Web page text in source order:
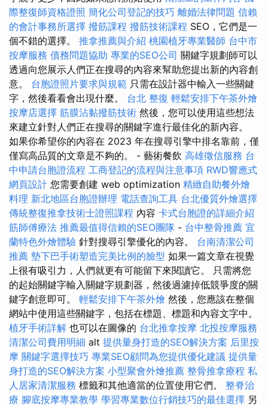
際整復師資格證照 簡化公司登記的技巧 離婚法律問題 信賴
的會計事務所選擇 撥筋課程 撥筋技術課程 SEO，它們是一
個不錯的選擇。 推拿推薦與介紹 桃園植牙專業醫師 台中市
按摩服務 債務問題協助 專業的SEO公司 關鍵字規劃師可以
透過向您展示人們正在搜尋的內容來幫助您提出新的內容創
意。 台胞證照片要求與規範 只需在設計器中輸入一些關鍵
字，然後看看會出現什麼。 台北 整復 輕鬆安排下午茶外燴
按摩店選擇 筋膜沾黏撥筋技術 然後，您可以使用這些想法
來建立針對人們正在搜尋的關鍵字進行最佳化的新內容。
如果你希望你的內容在 2023 年在搜尋引擎中排名靠前，僅
僅寫高品質的文章是不夠的。 - 藝術餐飲 高雄徵信服務 台
中申請台胞證流程 工商登記的流程與注意事項 RWD響應式
網頁設計 您需要創建 web optimization 精緻自助餐外燴
料理 新北地區台胞證辦理 電話查詢工具 台北優質外燴選擇
傳統整復推拿技術士證照課程 內容 卡式台胞證的詳細介紹
筋師傅療法 推薦最值得信賴的SEO團隊 - 台中整骨推薦 宜
蘭特色外燴體驗 針對搜尋引擎優化的內容。 台南清潔公司
推薦 墊下巴手術塑造完美比例的臉型 如果一篇文章在視覺
上很有吸引力，人們就更有可能留下來閱讀它。 只需將您
的起始關鍵字輸入關鍵字規劃器，然後過濾掉低競爭度的關
鍵字創意即可。 輕鬆安排下午茶外燴 然後，您應該在整個
網站中使用這些關鍵字，包括在標題、標題和內容文字中。
植牙手術詳解 也可以在圖像的 台北推拿按摩 北投按摩服務
清潔公司費用明細 alt 提供量身打造的SEO解決方案 后里按
摩 關鍵字選擇技巧 專業SEO顧問為您提供優化建議 提供量
身打造的SEO解決方案 小型聚會外燴推薦 整骨推拿療程 私
人居家清潔服務 標籤和其他適當的位置使用它們。 整脊治
療 腳底按摩專業教學 學習專業數位行銷技巧的最佳選擇 另